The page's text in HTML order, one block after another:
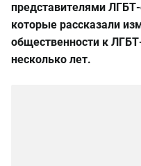
представителями
которые рассказали
общественности к
несколько лет.